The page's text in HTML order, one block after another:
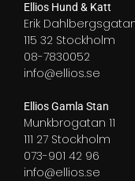
Ellios Hund & Katt
Erik
115 32 Stockholm
08-7830052
info@ellios.se
Ellios Gamla Stan
Munkbrogatan 11
111 27 Stockholm
073-901 42 96
info@ellios.se